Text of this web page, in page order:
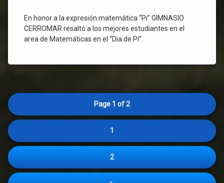
En honor a la expresión matemática “Pi” GIMNASIO
CERROMAR resaltó a los mejores estudiantes en el
area de Matemáticas en el “Dia de Pi”.
Page 1 of 2
1
2